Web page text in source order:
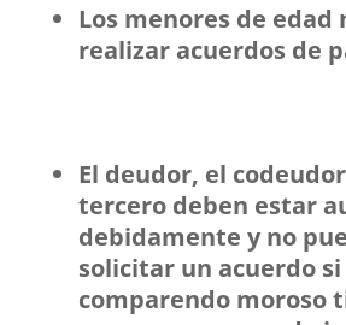
Los menores de edad
realizar acuerdos de
El deudor, el
tercero deben estar
debidamente y no
solicitar un acuerdo si
comparendo moroso